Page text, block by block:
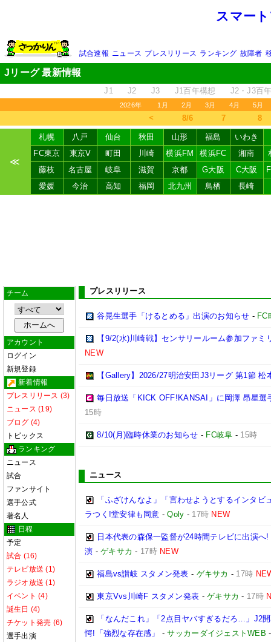
スマー
試合速報 ニュース プレスリリース ランキング 故障者
Jリーグ 最新情報
J1 J2 J3 J1百年構想 J2・J3百
2026年 1月 2月 3月 4月 5月
＜ 8/6 7 8
≪
札幌 八戸 仙台 秋田 山形 福島
いわき
FC東京
東京V 町田 川崎 横浜FM 横浜FC 湘南
藤枝
名古屋 岐阜 滋賀 京都 G大阪 C大阪
愛媛
今治 高知 福岡 北九州 鳥栖 長崎
チーム
アカウント
ログイン
新規登録
新着情報
プレスリリース (3)
ニュース (19)
ブログ (4)
トピックス
ランキング
ニュース
試合
ファンサイト
選手公式
著名人
日程
予定
試合 (16)
テレビ放送 (1)
ラジオ放送 (1)
イベント (4)
誕生日 (4)
チケット発売 (6)
選手出演
プレスリリース
谷晃生選手「けるとめる」出演のお知らせ - FC
【9/2(水)川崎戦】センサリールーム参加ファミ
NEW
【Gallery】2026/27明治安田J3リーグ 第1節 松
毎日放送「KICK OFF!KANSAI」に岡澤 昂星選
15時
8/10(月)臨時休業のお知らせ - FC岐阜 - 15時
ニュース
「ふざけんなよ」「言わせようとするインタ
ラつく!堂安律も同意 -Qoly - 17時 NEW
日本代表の森保一監督が24時間テレビに出演
演 -ゲキサカ - 17時 NEW
福島vs讃岐 スタメン発表 - ゲキサカ - 17時
東京Vvs川崎F スタメン発表 -ゲキサカ - 17時
「なんだこれ」「2点目ヤバすぎるだろ…」J2
愕!「強烈な存在感」
-サッカーダイジェストWEB